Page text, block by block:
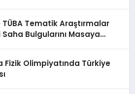
TÜBA Tematik Araştırmalar
Saha Bulgularını Masaya
Fizik Olimpiyatında Türkiye